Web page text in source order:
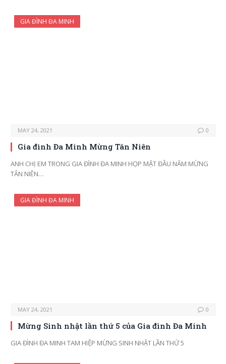
GIA ĐÌNH ĐA MINH
MAY 24, 2021 0
Gia đình Đa Minh Mừng Tân Niên
ANH CHỊ EM TRONG GIA ĐÌNH ĐA MINH HỌP MẶT ĐẦU NĂM MỪNG
TÂN NIÊN…
GIA ĐÌNH ĐA MINH
MAY 24, 2021 0
Mừng Sinh nhật lần thứ 5 của Gia đình Đa Minh
GIA ĐÌNH ĐA MINH TAM HIỆP MỪNG SINH NHẬT LẦN THỨ 5